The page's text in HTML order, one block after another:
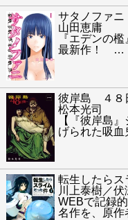
サタノファニ
山田恵庸
『エデンの
最新作！
…
彼岸島 ４８
松本光司
【『彼岸島
げられた吸血
転生したらス
川上泰樹／
WEBで記録
名作を、原作